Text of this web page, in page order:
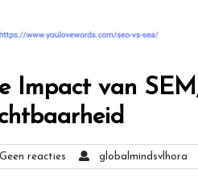
Impact van
reacties Geen
reacties
globalmindsvlhora